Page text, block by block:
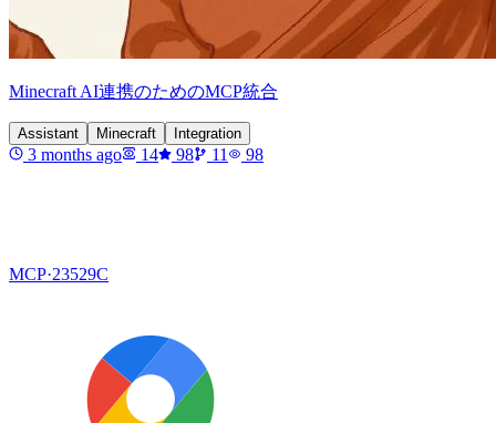
Minecraft AI連携のためのMCP統合
Assistant Minecraft Integration
3 months ago 14 98 11 98
MCP·23529C